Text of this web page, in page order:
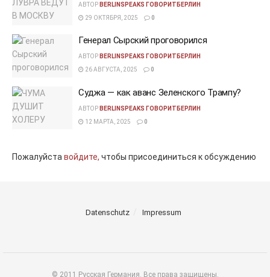
АВТОР BERLINSPEAKS ГОВОРИТБЕРЛИН
29 ОКТЯБРЯ, 2025
0
Генерал Сырский проговорился
АВТОР BERLINSPEAKS ГОВОРИТБЕРЛИН
26 АВГУСТА, 2025
0
Суджа — как аванс Зеленского Трампу?
АВТОР BERLINSPEAKS ГОВОРИТБЕРЛИН
12 МАРТА, 2025
0
Пожалуйставойдите, чтобы присоединиться к обсуждению
Datenschutz Impressum
© 2011 Русская Германия. Все права защищены.